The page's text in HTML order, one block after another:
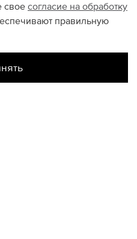
своесогласие на обработку
правильную